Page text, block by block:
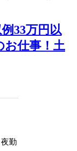
33万円以
お仕事！土
勤